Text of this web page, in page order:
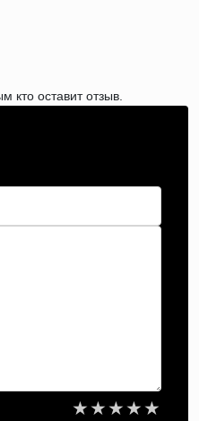
кто оставит отзыв.
★
★
★
★
★